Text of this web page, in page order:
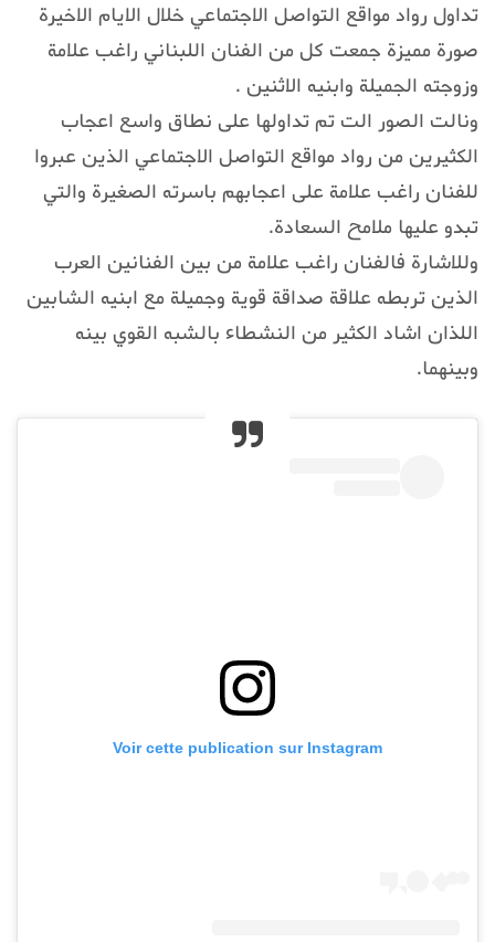
تداول رواد مواقع التواصل الاجتماعي خلال الايام الاخيرة
صورة مميزة جمعت كل من الفنان اللبناني راغب علامة
وزوجته الجميلة وابنيه الاثنين .
ونالت الصور الت تم تداولها على نطاق واسع اعجاب
الكثيرين من رواد مواقع التواصل الاجتماعي الذين عبروا
للفنان راغب علامة على اعجابهم باسرته الصغيرة والتي
تبدو عليها ملامح السعادة.
وللاشارة فالفنان راغب علامة من بين الفنانين العرب
الذين تربطه علاقة صداقة قوية وجميلة مع ابنيه الشابين
اللذان اشاد الكثير من النشطاء بالشبه القوي بينه
وبينهما.
Voir cette publication sur Instagram